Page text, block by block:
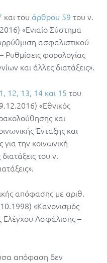
και του άρθρου 59 του ν.
«Ενιαίο Σύστημα
ασφαλιστικού –
Ρυθμίσεις φορολογίας
και άλλες διατάξεις».
12, 13, 14 και 15 του
«Εθνικός
και
Ένταξης και
για την κοινωνική
του ν.
απόφασης με αριθ.
«Κανονισμός
Ελέγχου Ασφάλισης –
απόφαση δεν